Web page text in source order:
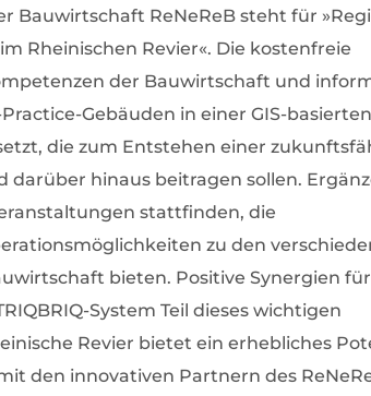
Bauwirtschaft ReNeReB steht für
Rheinischen Revier«. Die kostenfreie
der Bauwirtschaft und
Gebäuden in einer GIS-
die zum Entstehen einer
darüber hinaus beitragen sollen.
stattfinden, die
zu den
bieten. Positive Synergien
System Teil dieses wichtigen
Revier bietet ein erhebliches
den innovativen Partnern des